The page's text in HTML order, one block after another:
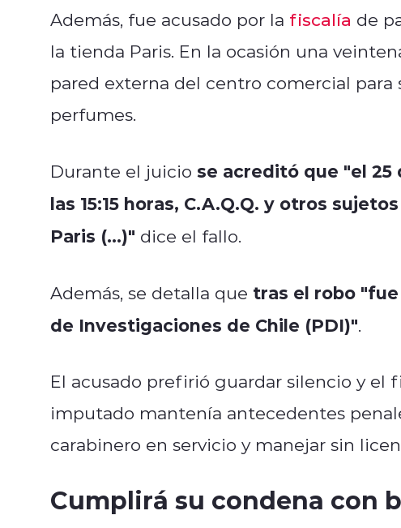
Además, fue acusado por la fiscalía de
la tienda Paris. En la ocasión una
pared externa del centro comercial
perfumes.
Durante el juicio se acreditó que "el 25
las 15:15 horas, C.A.Q.Q. y otros
Paris (...)" dice el fallo.
Además, se detalla que tras el robo
de Investigaciones de Chile (PDI)".
El acusado prefirió guardar silencio y el
imputado mantenía antecedentes
carabinero en servicio y manejar sin
Cumplirá su condena con